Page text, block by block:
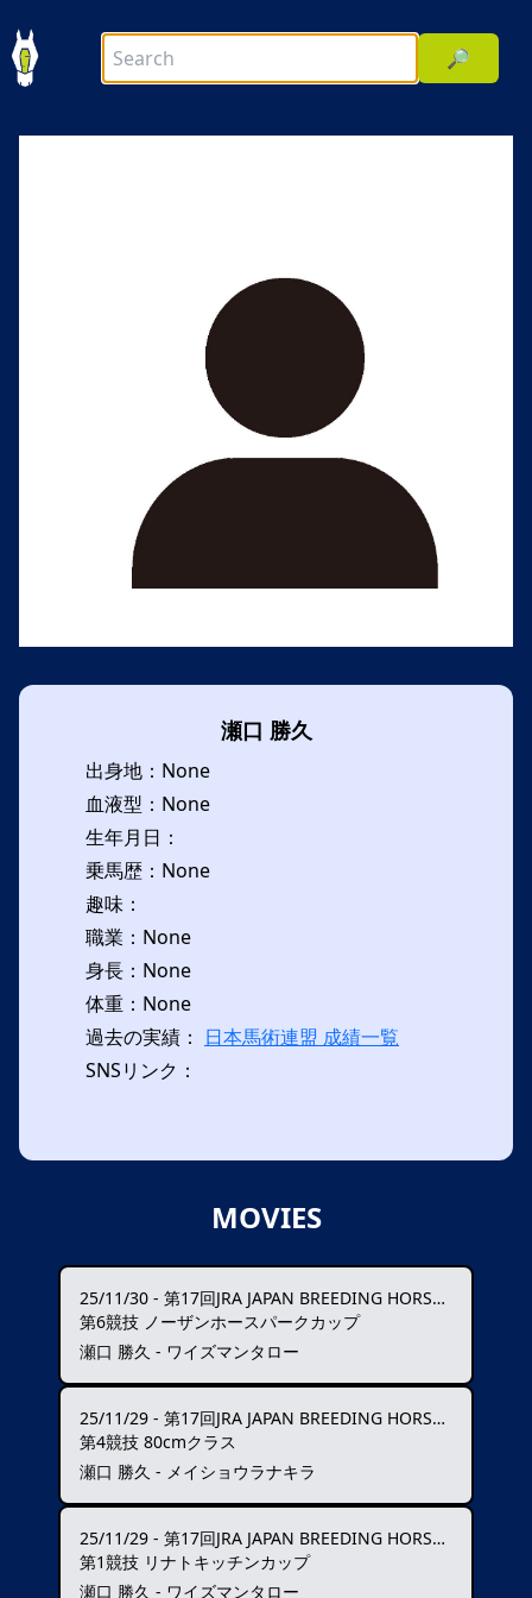
🔎
瀬口 勝久
出身地：None
血液型：None
生年月日：
乗馬歴：None
趣味：
職業：None
身長：None
体重：None
過去の実績： 日本馬術連盟 成績一覧
SNSリンク：
MOVIES
25/11/30 - 第17回JRA JAPAN BREEDING HORSE SHOW
第6競技 ノーザンホースパークカップ
瀬口 勝久 - ワイズマンタロー
25/11/29 - 第17回JRA JAPAN BREEDING HORSE SHOW
第4競技 80cmクラス
瀬口 勝久 - メイショウラナキラ
25/11/29 - 第17回JRA JAPAN BREEDING HORSE SHOW
第1競技 リナトキッチンカップ
瀬口 勝久 - ワイズマンタロー